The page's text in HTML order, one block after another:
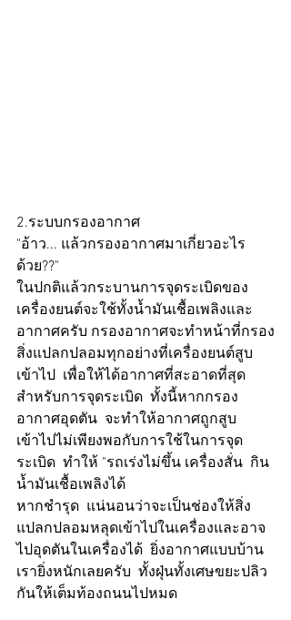
2.ระบบกรองอากาศ
"อ้าว... แล้วกรองอากาศมาเกี่ยวอะไร
ด้วย??"
ในปกติแล้วกระบานการจุดระเบิดของ
เครื่องยนต์จะใช้ทั้งน้ำมันเชื้อเพลิงและ
อากาศครับ กรองอากาศจะทำหน้าที่กรอง
สิ่งแปลกปลอมทุกอย่างที่เครื่องยนต์สูบ
เข้าไป  เพื่อให้ได้อากาศที่สะอาดที่สุด
สำหรับการจุดระเบิด  ทั้งนี้หากกรอง
อากาศอุดตัน  จะทำให้อากาศถูกสูบ
เข้าไปไม่เพียงพอกับการใช้ในการจุด
ระเบิด  ทำให้ "รถเร่งไม่ขึ้น เครื่องสั่น  กิน
น้ำมันเชื้อเพลิงได้
หากชำรุด  แน่นอนว่าจะเป็นช่องให้สิ่ง
แปลกปลอมหลุดเข้าไปในเครื่องและอาจ
ไปอุดตันในเครื่องได้  ยิ่งอากาศแบบบ้าน
เรายิ่งหนักเลยครับ  ทั้งฝุ่นทั้งเศษขยะปลิว
กันให้เต็มท้องถนนไปหมด